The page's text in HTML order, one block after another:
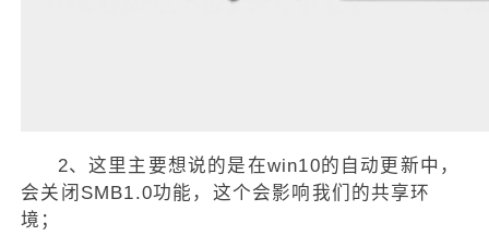
2、这里主要想说的是在win10的自动更新中，
会关闭SMB1.0功能，这个会影响我们的共享环
境；